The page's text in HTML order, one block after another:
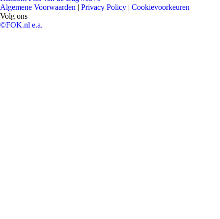
Algemene Voorwaarden | Privacy Policy | Cookievoorkeuren
Volg ons
©FOK.nl e.a.